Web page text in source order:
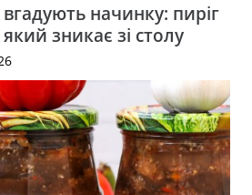
вгадують начинку: пиріг
зникає зі столу